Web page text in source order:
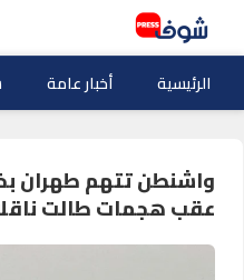
الرئيسية أخبار عامة
واشنطن تتهم طهران
عقب هجمات طالت